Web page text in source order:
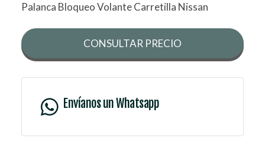
Palanca Bloqueo Volante Carretilla Nissan
CONSULTAR PRECIO
Envíanos un Whatsapp